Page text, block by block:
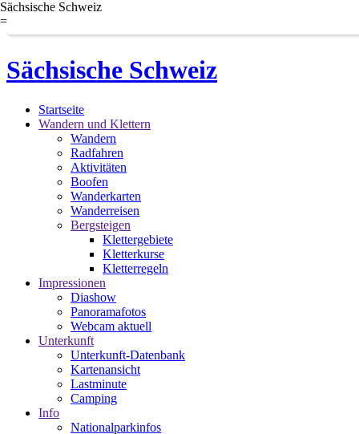
Sächsische Schweiz
=
Sächsische Schweiz
Startseite
Wandern und Klettern
Wandern
Radfahren
Aktivitäten
Boofen
Wanderkarten
Wanderreisen
Bergsteigen
Klettergebiete
Kletterkurse
Kletterregeln
Impressionen
Diashow
Panoramafotos
Webcam aktuell
Unterkunft
Unterkunft-Datenbank
Kartenansicht
Lastminute
Camping
Info
Nationalparkinfos